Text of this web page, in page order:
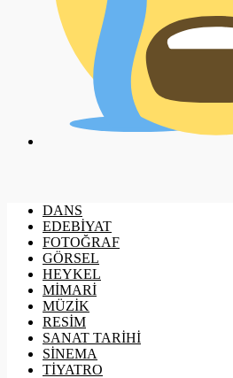
DANS
EDEBİYAT
FOTOĞRAF
GÖRSEL
HEYKEL
MİMARİ
MÜZİK
RESİM
SANAT TARİHİ
SİNEMA
TİYATRO